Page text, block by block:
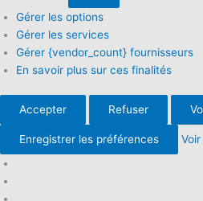
Gérer les options
Gérer les services
Gérer {vendor_count} fournisseurs
En savoir plus sur ces finalités
Accepter Refuser
Enregistrer les préférences